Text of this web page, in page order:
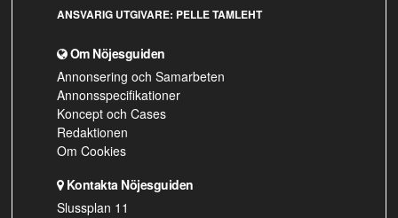
ANSVARIG UTGIVARE: PELLE TAMLEHT
Om Nöjesguiden
Annonsering och Samarbeten
Annonsspecifikationer
Koncept och Cases
Redaktionen
Om Cookies
Kontakta Nöjesguiden
Slussplan 11